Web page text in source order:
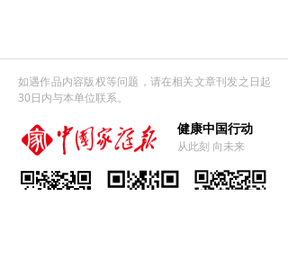
如遇作品内容版权等问题，请在相关文章刊发之日起
30日内与本单位联系。
健康中国行动
从此刻 向未来